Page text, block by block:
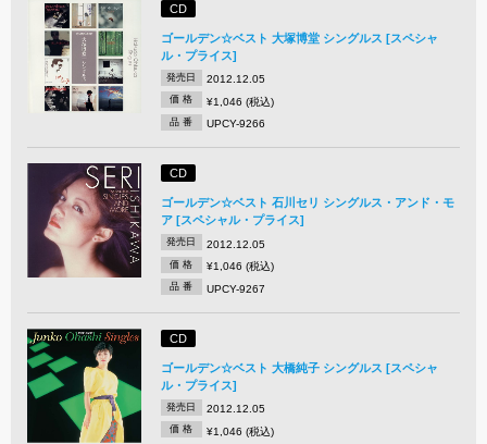
CD
ゴールデン☆ベスト 大塚博堂 シングルス [スペシャ
ル・プライス]
発売日 2012.12.05
価 格 ¥1,046 (税込)
品 番 UPCY-9266
CD
ゴールデン☆ベスト 石川セリ シングルス・アンド・モ
ア [スペシャル・プライス]
発売日 2012.12.05
価 格 ¥1,046 (税込)
品 番 UPCY-9267
CD
ゴールデン☆ベスト 大橋純子 シングルス [スペシャ
ル・プライス]
発売日 2012.12.05
価 格 ¥1,046 (税込)